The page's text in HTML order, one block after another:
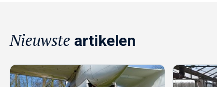
Nieuwste artikelen